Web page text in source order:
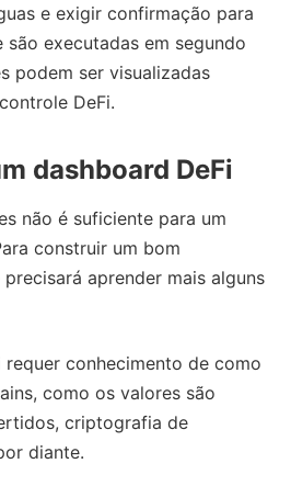
e exigir confirmação para
executadas em segundo
podem ser visualizadas
DeFi.
dashboard DeFi
não é suficiente para um
construir um bom
aprender mais alguns
requer conhecimento de como
como os valores são
criptografia de
diante.